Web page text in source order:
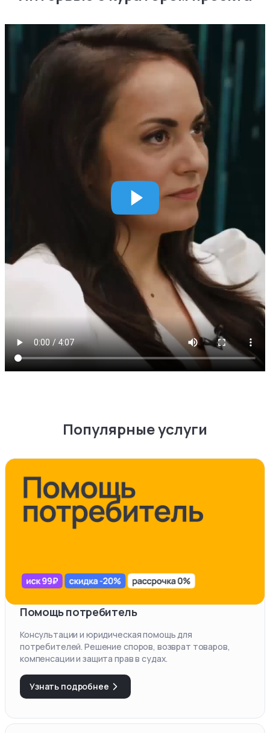
Популярные услуги
Помощь потребитель
Консультации и юридическая помощь для
потребителей. Решение споров, возврат товаров,
компенсации и защита прав в судах.
Узнать подробнее